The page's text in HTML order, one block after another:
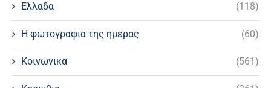
Ελλαδα (118)
Η φωτογραφια της ημερας (60)
Κοινωνικα (561)